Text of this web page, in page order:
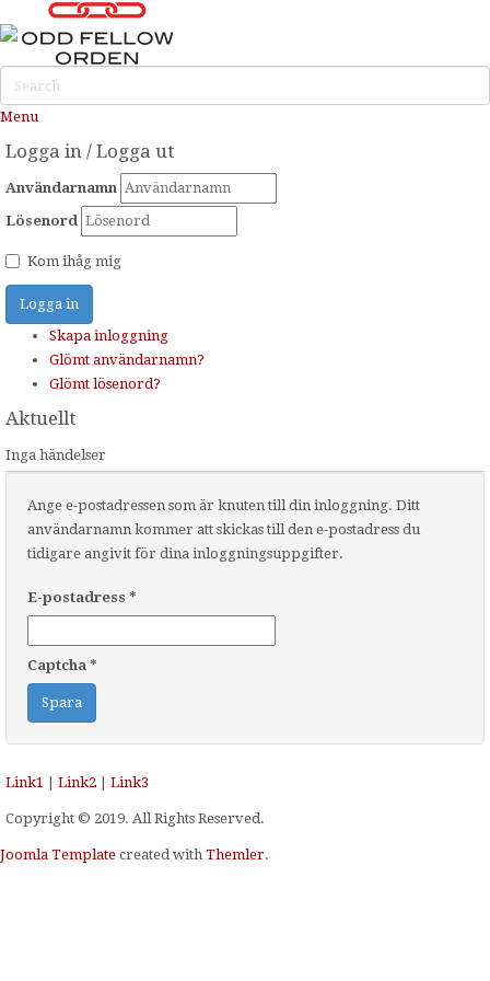
Menu
Logga in / Logga ut
Användarnamn
Lösenord
Kom ihåg mig
Logga in
Skapa inloggning
Glömt användarnamn?
Glömt lösenord?
Aktuellt
Inga händelser
Ange e-postadressen som är knuten till din inloggning. Ditt
användarnamn kommer att skickas till den e-postadress du
tidigare angivit för dina inloggningsuppgifter.
E-postadress *
Captcha *
Spara
Link1 Link2 Link3
Copyright © 2019. All Rights Reserved.
Joomla Template created with Themler.